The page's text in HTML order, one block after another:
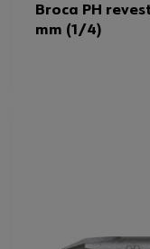
Broca PH
mm (1/4)